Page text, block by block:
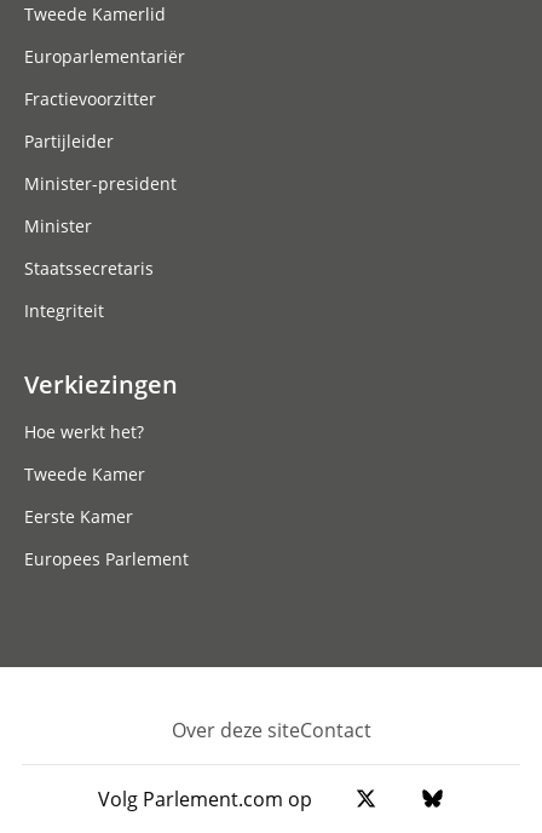
Tweede Kamerlid
Europarlementariër
Fractievoorzitter
Partijleider
Minister-president
Minister
Staatssecretaris
Integriteit
Verkiezingen
Hoe werkt het?
Tweede Kamer
Eerste Kamer
Europees Parlement
Footer
Over deze siteContact
Volg Parlement.com op